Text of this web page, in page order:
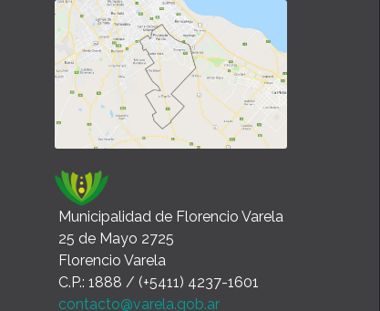
Municipalidad de Florencio Varela
25 de Mayo 2725
Florencio Varela
C.P.: 1888 / (+5411) 4237-1601
contacto@varela.gob.ar